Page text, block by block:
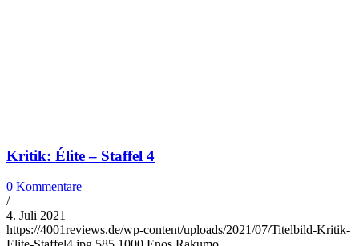
Kritik: Élite – Staffel 4
0 Kommentare
/
4. Juli 2021
https://4001reviews.de/wp-content/uploads/2021/07/Titelbild-Kritik-